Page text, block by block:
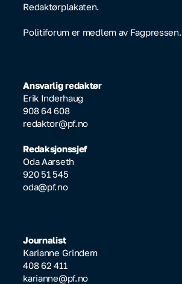
Redaktørplakaten.
Politiforum er medlem av Fagpressen.
Ansvarlig redaktør
Erik Inderhaug
908 64 608
redaktor@pf.no
Redaksjonssjef
Oda Aarseth
920 51 545
oda@pf.no
Journalist
Karianne Grindem
408 62 411
karianne@pf.no